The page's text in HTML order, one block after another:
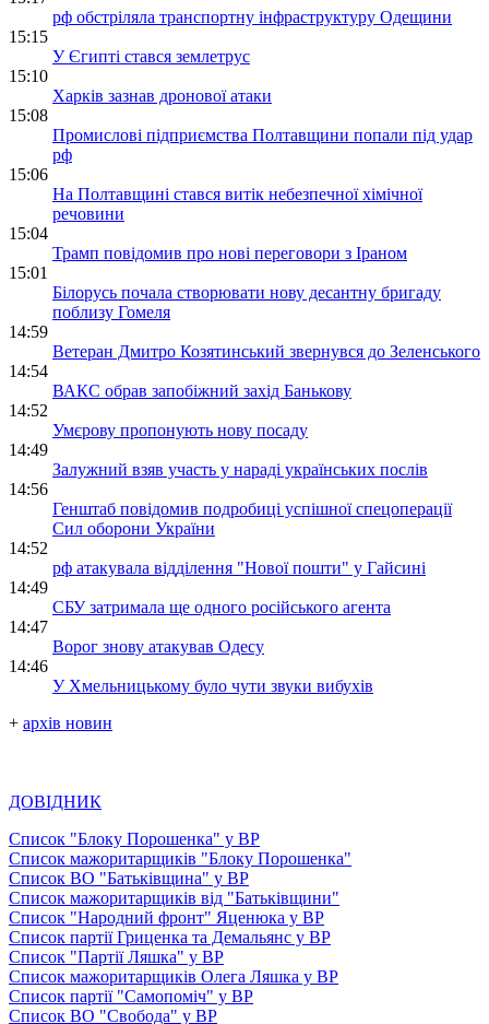
рф обстріляла транспортну інфраструктуру Одещини
15:15
У Єгипті стався землетрус
15:10
Харків зазнав дронової атаки
15:08
Промислові підприємства Полтавщини попали під удар
рф
15:06
На Полтавщині стався витік небезпечної хімічної
речовини
15:04
Трамп повідомив про нові переговори з Іраном
15:01
Білорусь почала створювати нову десантну бригаду
поблизу Гомеля
14:59
Ветеран Дмитро Козятинський звернувся до Зеленського
14:54
ВАКС обрав запобіжний захід Банькову
14:52
Умєрову пропонують нову посаду
14:49
Залужний взяв участь у нараді українських послів
14:56
Генштаб повідомив подробиці успішної спецоперації
Сил оборони України
14:52
рф атакувала відділення "Нової пошти" у Гайсині
14:49
СБУ затримала ще одного російського агента
14:47
Ворог знову атакував Одесу
14:46
У Хмельницькому було чути звуки вибухів
+ архів новин
ДОВІДНИК
Список "Блоку Порошенка" у ВР
Список мажоритарщиків "Блоку Порошенка"
Список ВО "Батьківщина" у ВР
Список мажоритарщиків від "Батьківщини"
Список "Народний фронт" Яценюка у ВР
Список партії Гриценка та Демальянс у ВР
Список "Партії Ляшка" у ВР
Список мажоритарщиків Олега Ляшка у ВР
Список партії "Самопоміч" у ВР
Список ВО "Свобода" у ВР